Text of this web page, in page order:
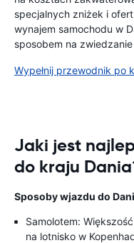
specjalnych zniżek i
wynajem samochodu w
sposobem na
Wypełnij przewodnik po
Jaki jest
do kraju
Sposoby wjazdu do
Samolotem:
na lotnisko w